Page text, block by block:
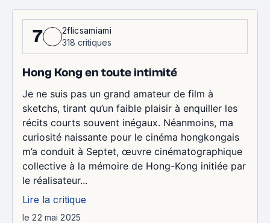
7
2flicsamiami
318 critiques
Hong Kong en toute intimité
Je ne suis pas un grand amateur de film à
sketchs, tirant qu’un faible plaisir à enquiller les
récits courts souvent inégaux. Néanmoins, ma
curiosité naissante pour le cinéma hongkongais
m’a conduit à Septet, œuvre cinématographique
collective à la mémoire de Hong-Kong initiée par
le réalisateur...
Lire la critique
le 22 mai 2025